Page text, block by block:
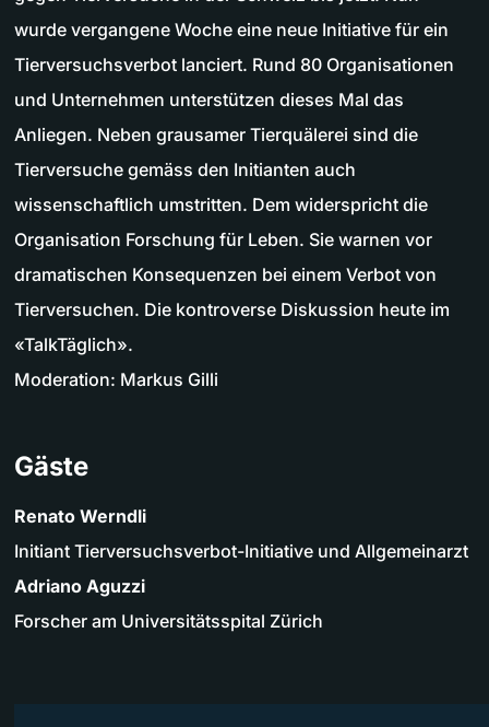
wurde vergangene Woche eine neue Initiative für ein
Tierversuchsverbot lanciert. Rund 80 Organisationen
und Unternehmen unterstützen dieses Mal das
Anliegen. Neben grausamer Tierquälerei sind die
Tierversuche gemäss den Initianten auch
wissenschaftlich umstritten. Dem widerspricht die
Organisation Forschung für Leben. Sie warnen vor
dramatischen Konsequenzen bei einem Verbot von
Tierversuchen. Die kontroverse Diskussion heute im
«TalkTäglich».
Moderation: Markus Gilli
Gäste
Renato Werndli
Initiant Tierversuchsverbot-Initiative und Allgemeinarzt
Adriano Aguzzi
Forscher am Universitätsspital Zürich